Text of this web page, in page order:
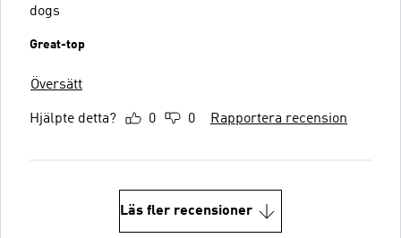
dogs
Great-top
Översätt
Hjälpte detta? 0 0 Rapportera recension
Läs fler recensioner